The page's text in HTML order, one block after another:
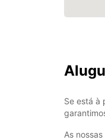
Se está à
As